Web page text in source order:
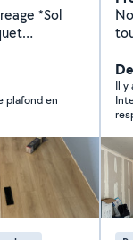
et
Il y